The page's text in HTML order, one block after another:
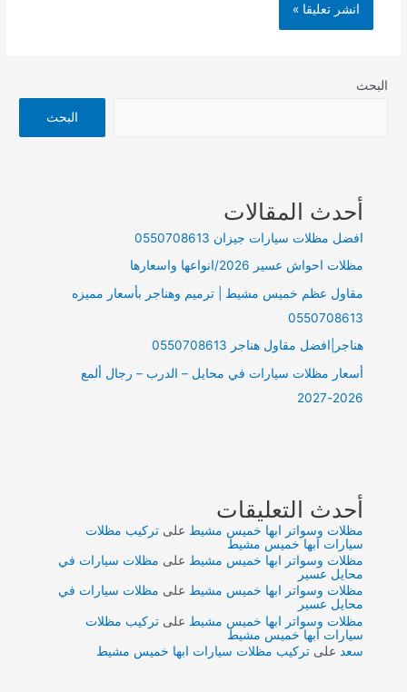
البحث
البحث
أحدث المقالات
افضل مظلات سيارات جيزان 0550708613
مظلات احواش عسير 2026/انواعها واسعارها
مقاول عظم خميس مشيط | ترميم وهناجر بأسعار مميزه
0550708613
هناجر|افضل مقاول هناجر 0550708613
أسعار مظلات سيارات في محايل – الدرب – رجال ألمع
2026-2027
أحدث التعليقات
مظلات وسواتر ابها خميس مشيط علىتركيب مظلات
سيارات ابها خميس مشيط
مظلات وسواتر ابها خميس مشيط على مظلات سيارات في
محايل عسير
مظلات وسواتر ابها خميس مشيط على مظلات سيارات في
محايل عسير
مظلات وسواتر ابها خميس مشيط علىتركيب مظلات
سيارات ابها خميس مشيط
سعد علىتركيب مظلات سيارات ابها خميس مشيط